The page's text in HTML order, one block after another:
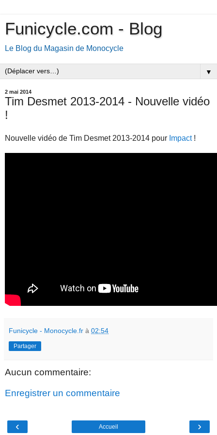
Funicycle.com - Blog
Le Blog du Magasin de Monocycle
▼
2 mai 2014
Tim Desmet 2013-2014 - Nouvelle vidéo
!
Nouvelle vidéo de Tim Desmet 2013-2014 pour Impact !
Funicycle - Monocycle.fr à 02:54
Partager
Aucun commentaire:
Enregistrer un commentaire
‹ ›
Accueil